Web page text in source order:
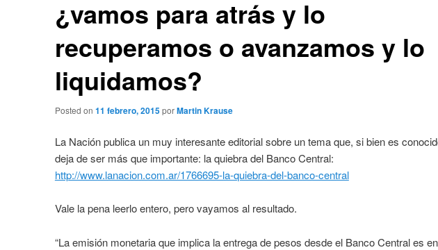
¿vamos para atrás y lo
recuperamos o avanzamos y lo
liquidamos?
Posted on 11 febrero, 2015porMartin Krause
La Nación publica un muy interesante editorial sobre un tema que, si bien es
deja de ser más que importante: la quiebra del Banco Central:
http://www.lanacion.com.ar/1766695-la-quiebra-del-banco-central
Vale la pena leerlo entero, pero vayamos al resultado.
“La emisión monetaria que implica la entrega de pesos desde el Banco Central es en